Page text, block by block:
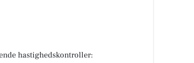
hastighedskontroller: